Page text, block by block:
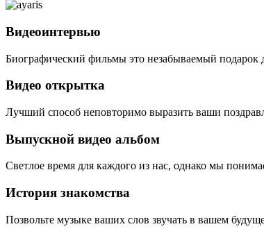
Видеоинтервью
Биографический фильмы это незабываемый подарок
Видео открытка
Лучший способ неповторимо выразить ваши
Выпускной видео альбом
Светлое время для каждого из нас, однако мы
История знакомства
Позвольте музыке ваших слов звучать в вашем